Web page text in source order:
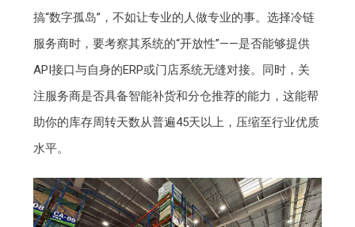
搞“数字孤岛”，不如让专业的人做专业的事。选择冷链
服务商时，要考察其系统的“开放性”——是否能够提供
API接口与自身的ERP或门店系统无缝对接。同时，关
注服务商是否具备智能补货和分仓推荐的能力，这能帮
助你的库存周转天数从普遍45天以上，压缩至行业优质
水平。